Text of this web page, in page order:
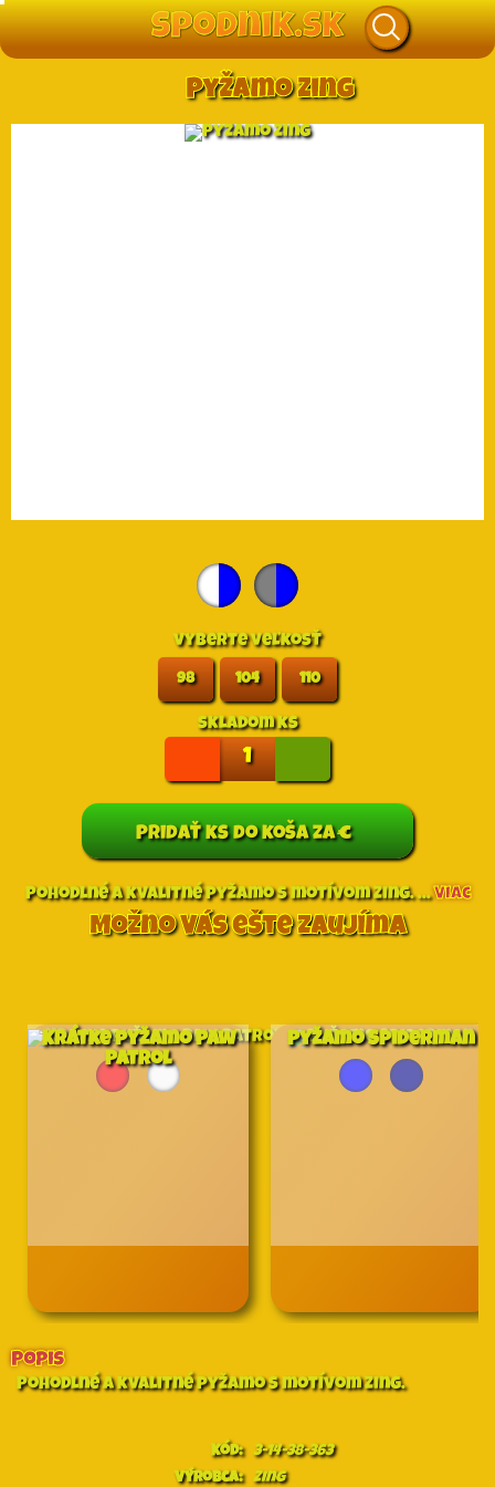
Pyžamo Zing
vyberte veľkosť
98 104 110
skladomks
Pridaťks do koša za€
Pohodlné a kvalitné pyžamo s motívom Zing. ...Viac
Možno Vás ešte zaujíma
Krátke pyžamo Paw
Patrol
Pyžamo Spiderman
Popis
Pohodlné a kvalitné pyžamo s motívom Zing.
Kód:
3-14-38-363
Výrobca:
Zing